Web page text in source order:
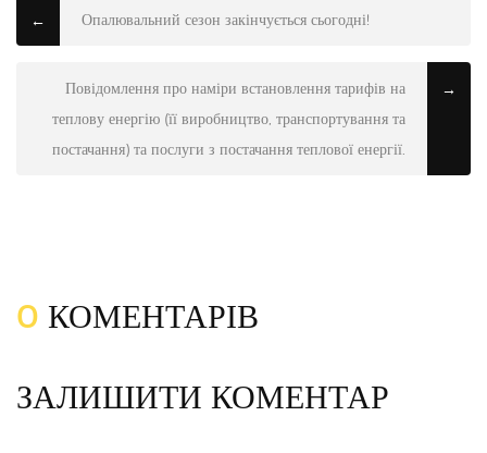
← Опалювальний сезон закінчується сьогодні!
Повідомлення про наміри встановлення тарифів на
теплову енергію (її виробництво, транспортування та
постачання) та послуги з постачання теплової енергії.
→
0 КОМЕНТАРІВ
ЗАЛИШИТИ КОМЕНТАР